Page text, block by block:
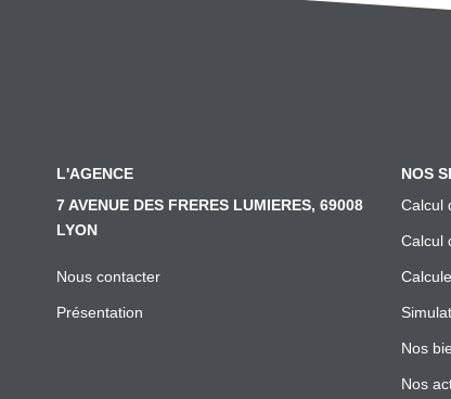
L'AGENCE
7 AVENUE DES FRERES LUMIERES, 69008
LYON
Nous contacter
Présentation
NOS
Calcul
Calcul
Nos
Nos